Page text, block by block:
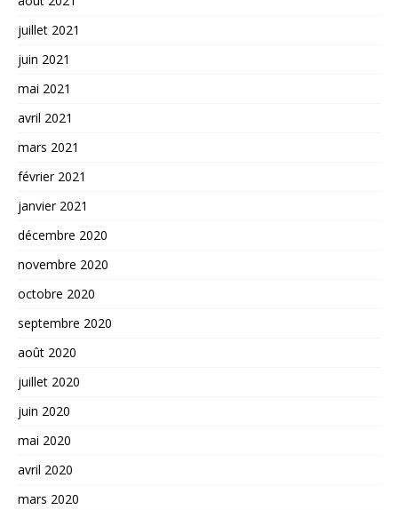
juillet 2021
juin 2021
mai 2021
avril 2021
mars 2021
février 2021
janvier 2021
décembre 2020
novembre 2020
octobre 2020
septembre 2020
août 2020
juillet 2020
juin 2020
mai 2020
avril 2020
mars 2020